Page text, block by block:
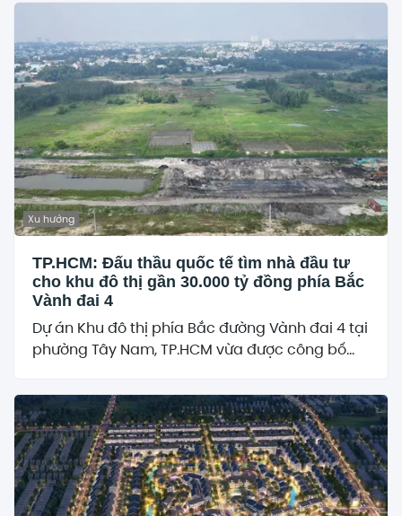
Xu hướng
TP.HCM: Đấu thầu quốc tế tìm nhà đầu tư
cho khu đô thị gần 30.000 tỷ đồng phía Bắc
Vành đai 4
Dự án Khu đô thị phía Bắc đường Vành đai 4 tại
phường Tây Nam, TP.HCM vừa được công bố...